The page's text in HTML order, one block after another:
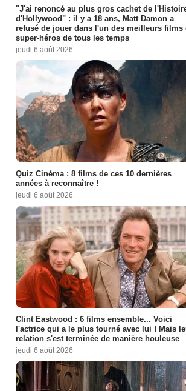
"J'ai renoncé au plus gros cachet de
d'Hollywood" : il y a 18 ans, Matt Damon a
refusé de jouer dans l'un des meilleurs films
super-héros de tous les temps
jeudi 6 août 2026
Quiz Cinéma : 8 films de ces 10 dernières
années à reconnaître !
jeudi 6 août 2026
Clint Eastwood : 6 films ensemble... Voici
l'actrice qui a le plus tourné avec lui ! Mais
relation s'est terminée de manière houleuse
jeudi 6 août 2026